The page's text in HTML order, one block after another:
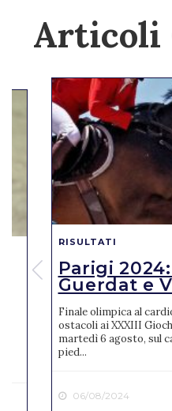
Articoli
RISULTATI
Parigi
Guerdat e
Finale olimpica al
ostacoli ai XXXIII
martedì 6 agosto, sul
pied...
06/08/2024